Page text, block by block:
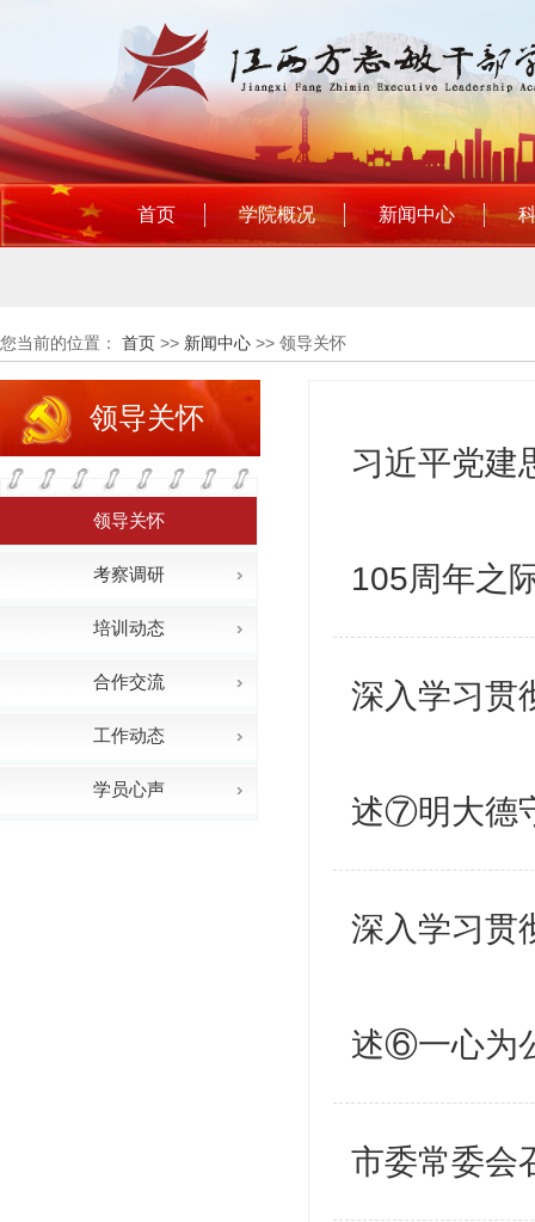
首页 学院概况 新闻中心
您当前的位置： 首页 >> 新闻中心 >> 领导关怀
领导关怀
领导关怀
考察调研
培训动态
合作交流
工作动态
学员心声
习近平党
105周年之
深入学习贯
述⑦明大德
深入学习贯
述⑥一心为
市委常委会